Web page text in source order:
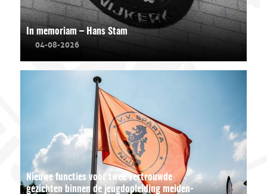
In memoriam – Hans Stam
04-08-2026
Nieuwe functies voor twee vertrouwde
gezichten binnen de jeugdopleiding meiden-